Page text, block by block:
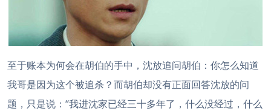
至于账本为何会在胡伯的手中，沈放追问胡伯：你怎么知道
我哥是因为这个被追杀？而胡伯却没有正面回答沈放的问
题，只是说：“我进沈家已经三十多年了，什么没经过，什么